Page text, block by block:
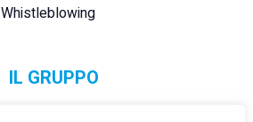
Whistleblowing
IL GRUPPO